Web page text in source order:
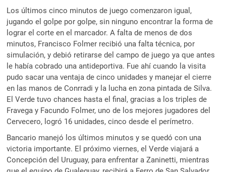
Los últimos cinco minutos de juego comenzaron igual,
jugando el golpe por golpe, sin ninguno encontrar la forma de
lograr el corte en el marcador. A falta de menos de dos
minutos, Francisco Folmer recibió una falta técnica, por
simulación, y debió retirarse del campo de juego ya que antes
le había cobrado una antideportiva. Fue ahí cuando la visita
pudo sacar una ventaja de cinco unidades y manejar el cierre
en las manos de Conrradi y la lucha en zona pintada de Silva.
El Verde tuvo chances hasta el final, gracias a los triples de
Fravega y Facundo Folmer, uno de los mejores jugadores del
Cervecero, logró 16 unidades, cinco desde el perímetro.
Bancario manejó los últimos minutos y se quedó con una
victoria importante. El próximo viernes, el Verde viajará a
Concepción del Uruguay, para enfrentar a Zaninetti, mientras